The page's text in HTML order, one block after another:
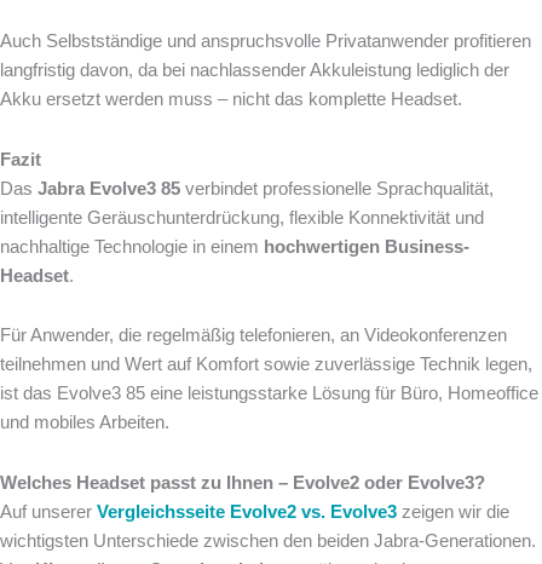
Auch Selbstständige und anspruchsvolle Privatanwender profitieren
langfristig davon, da bei nachlassender Akkuleistung lediglich der
Akku ersetzt werden muss – nicht das komplette Headset.
Fazit
Das Jabra Evolve3 85 verbindet professionelle Sprachqualität,
intelligente Geräuschunterdrückung, flexible Konnektivität und
nachhaltige Technologie in einem hochwertigen Business-
Headset.
Für Anwender, die regelmäßig telefonieren, an Videokonferenzen
teilnehmen und Wert auf Komfort sowie zuverlässige Technik legen,
ist das Evolve3 85 eine leistungsstarke Lösung für Büro, Homeoffice
und mobiles Arbeiten.
Welches Headset passt zu Ihnen – Evolve2 oder Evolve3?
Auf unserer Vergleichsseite Evolve2 vs. Evolve3 zeigen wir die
wichtigsten Unterschiede zwischen den beiden Jabra-Generationen.